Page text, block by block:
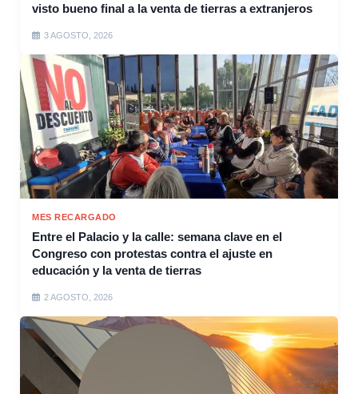
visto bueno final a la venta de tierras a extranjeros
3 AGOSTO, 2026
MES RECARGADO
Entre el Palacio y la calle: semana clave en el
Congreso con protestas contra el ajuste en
educación y la venta de tierras
2 AGOSTO, 2026